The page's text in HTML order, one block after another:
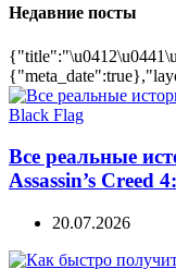
Недавние посты
Все реальные
Assassin’s Creed
20.07.2026